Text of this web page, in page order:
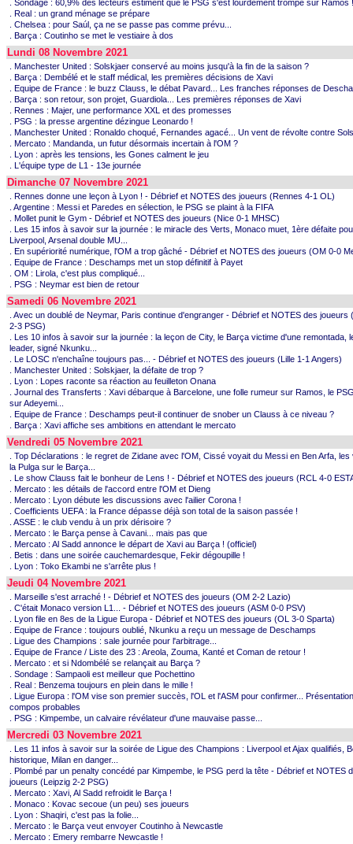
. Sondage : 60,9% des lecteurs estiment que le PSG s'est lourdement trompé sur Ramos !
. Real : un grand ménage se prépare
. Chelsea : pour Saúl, ça ne se passe pas comme prévu...
. Barça : Coutinho se met le vestiaire à dos
Lundi 08 Novembre 2021
. Manchester United : Solskjaer conservé au moins jusqu'à la fin de la saison ?
. Barça : Dembélé et le staff médical, les premières décisions de Xavi
. Equipe de France : le buzz Clauss, le débat Pavard... Les franches réponses de
. Barça : son retour, son projet, Guardiola... Les premières réponses de Xavi
. Rennes : Majer, une performance XXL et des promesses
. PSG : la presse argentine dézingue Leonardo !
. Manchester United : Ronaldo choqué, Fernandes agacé... Un vent de révolte contre
. Mercato : Mandanda, un futur désormais incertain à l'OM ?
. Lyon : après les tensions, les Gones calment le jeu
. L'équipe type de L1 - 13e journée
Dimanche 07 Novembre 2021
. Rennes donne une leçon à Lyon ! - Débrief et NOTES des joueurs (Rennes 4-1 OL)
. Argentine : Messi et Paredes en sélection, le PSG se plaint à la FIFA
. Mollet punit le Gym - Débrief et NOTES des joueurs (Nice 0-1 MHSC)
. Les 15 infos à savoir sur la journée : le miracle des Verts, Monaco muet, 1ère défaite
Liverpool, Arsenal double MU...
. En supériorité numérique, l'OM a trop gâché - Débrief et NOTES des joueurs (OM 0-0
. Equipe de France : Deschamps met un stop définitif à Payet
. OM : Lirola, c'est plus compliqué...
. PSG : Neymar est bien de retour
Samedi 06 Novembre 2021
. Avec un doublé de Neymar, Paris continue d'engranger - Débrief et NOTES des joueurs
2-3 PSG)
. Les 10 infos à savoir sur la journée : la leçon de City, le Barça victime d'une remontada,
leader, signé Nkunku...
. Le LOSC n'enchaîne toujours pas... - Débrief et NOTES des joueurs (Lille 1-1 Angers)
. Manchester United : Solskjaer, la défaite de trop ?
. Lyon : Lopes raconte sa réaction au feuilleton Onana
. Journal des Transferts : Xavi débarque à Barcelone, une folle rumeur sur Ramos, le
sur Adeyemi...
. Equipe de France : Deschamps peut-il continuer de snober un Clauss à ce niveau ?
. Barça : Xavi affiche ses ambitions en attendant le mercato
Vendredi 05 Novembre 2021
. Top Déclarations : le regret de Zidane avec l'OM, Cissé voyait du Messi en Ben Arfa, les
la Pulga sur le Barça...
. Le show Clauss fait le bonheur de Lens ! - Débrief et NOTES des joueurs (RCL 4-0
. Mercato : les détails de l'accord entre l'OM et Dieng
. Mercato : Lyon débute les discussions avec l'ailier Corona !
. Coefficients UEFA : la France dépasse déjà son total de la saison passée !
. ASSE : le club vendu à un prix dérisoire ?
. Mercato : le Barça pense à Cavani... mais pas que
. Mercato : Al Sadd annonce le départ de Xavi au Barça ! (officiel)
. Betis : dans une soirée cauchemardesque, Fekir dégoupille !
. Lyon : Toko Ekambi ne s'arrête plus !
Jeudi 04 Novembre 2021
. Marseille s'est arraché ! - Débrief et NOTES des joueurs (OM 2-2 Lazio)
. C'était Monaco version L1... - Débrief et NOTES des joueurs (ASM 0-0 PSV)
. Lyon file en 8es de la Ligue Europa - Débrief et NOTES des joueurs (OL 3-0 Sparta)
. Equipe de France : toujours oublié, Nkunku a reçu un message de Deschamps
. Ligue des Champions : sale journée pour l'arbitrage...
. Equipe de France / Liste des 23 : Areola, Zouma, Kanté et Coman de retour !
. Mercato : et si Ndombélé se relançait au Barça ?
. Sondage : Sampaoli est meilleur que Pochettino
. Real : Benzema toujours en plein dans le mille !
. Ligue Europa : l'OM vise son premier succès, l'OL et l'ASM pour confirmer...
compos probables
. PSG : Kimpembe, un calvaire révélateur d'une mauvaise passe...
Mercredi 03 Novembre 2021
. Les 11 infos à savoir sur la soirée de Ligue des Champions : Liverpool et Ajax qualifiés,
historique, Milan en danger...
. Plombé par un penalty concédé par Kimpembe, le PSG perd la tête - Débrief et NOTES
joueurs (Leipzig 2-2 PSG)
. Mercato : Xavi, Al Sadd refroidit le Barça !
. Monaco : Kovac secoue (un peu) ses joueurs
. Lyon : Shaqiri, c'est pas la folie...
. Mercato : le Barça veut envoyer Coutinho à Newcastle
. Mercato : Emery rembarre Newcastle !